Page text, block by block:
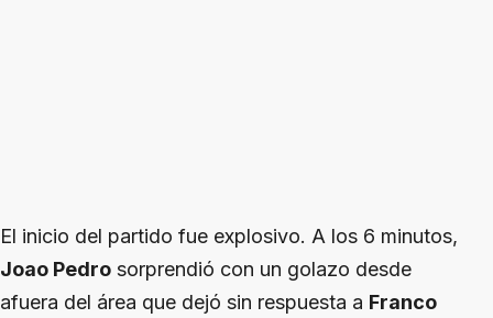
El inicio del partido fue explosivo. A los 6 minutos,
Joao Pedro sorprendió con un golazo desde
afuera del área que dejó sin respuesta a Franco